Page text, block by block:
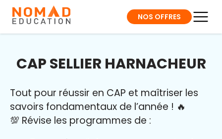
NOS OFFRES
CAP SELLIER HARNACHEUR
Tout pour réussir en CAP et maîtriser les
savoirs fondamentaux de l’année ! 🔥
💯 Révise les programmes de :